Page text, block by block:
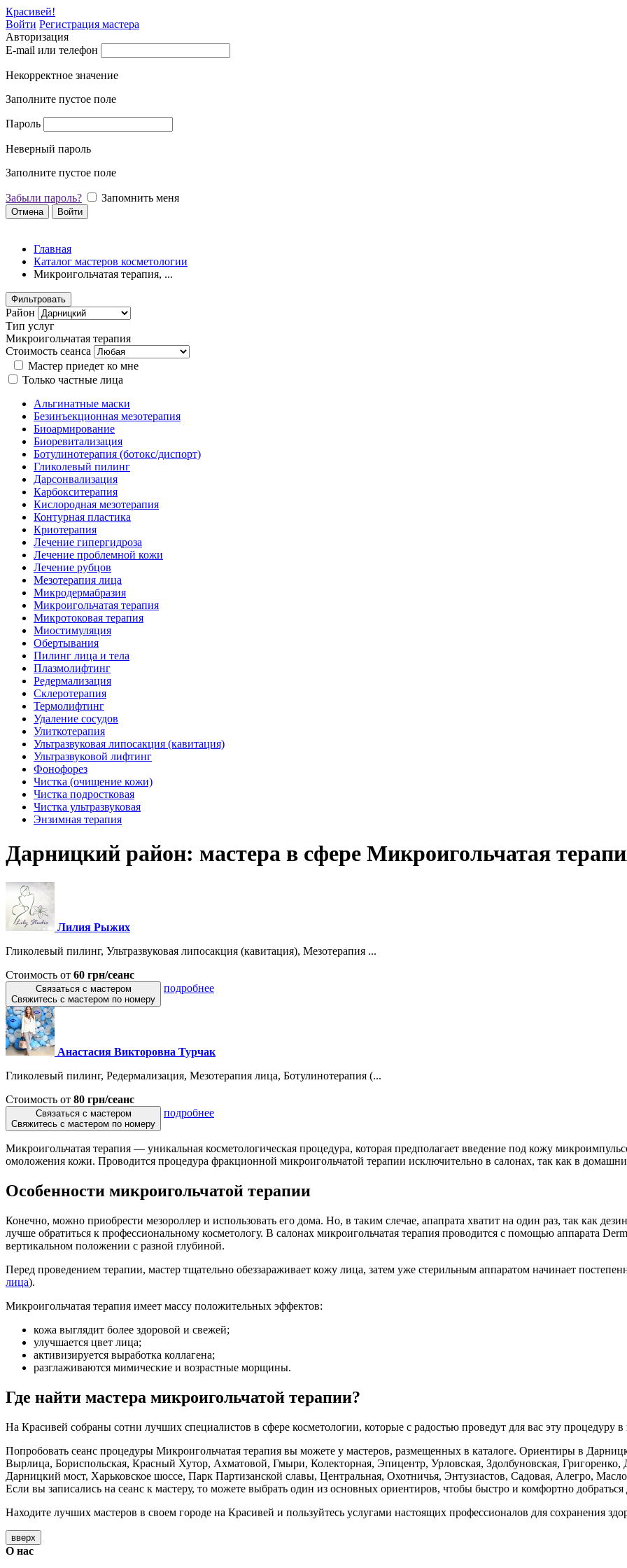
Красивей!
Войти Регистрация мастера
Авторизация
E-mail или телефон
Некорректное значение
Заполните пустое поле
Пароль
Неверный пароль
Заполните пустое поле
Забыли пароль? Запомнить меня
Отмена Войти
Главная
Каталог мастеров косметологии
Микроигольчатая терапия, ...
Фильтровать
Район
Тип услуг
Микроигольчатая терапия
Стоимость сеанса
Мастер приедет ко мне
Только частные лица
Альгинатные маски
Безинъекционная мезотерапия
Биоармирование
Биоревитализация
Ботулинотерапия (ботокс/диспорт)
Гликолевый пилинг
Дарсонвализация
Карбокситерапия
Кислородная мезотерапия
Контурная пластика
Криотерапия
Лечение гипергидроза
Лечение проблемной кожи
Лечение рубцов
Мезотерапия лица
Микродермабразия
Микроигольчатая терапия
Микротоковая терапия
Миостимуляция
Обертывания
Пилинг лица и тела
Плазмолифтинг
Редермализация
Склеротерапия
Термолифтинг
Удаление сосудов
Улиткотерапия
Ультразвуковая липосакция (кавитация)
Ультразвуковой лифтинг
Фонофорез
Чистка (очищение кожи)
Чистка подростковая
Чистка ультразвуковая
Энзимная терапия
Дарницкий район: мастера в сфере Микроигольчатая
Лилия Рыжих
Гликолевый пилинг, Ультразвуковая липосакция (кавитация), Мезотерапия ...
Стоимость от 60 грн/сеанс
Связаться с мастером
Свяжитесь с мастером по номеру
подробнее
Анастасия Викторовна Турчак
Гликолевый пилинг, Редермализация, Мезотерапия лица, Ботулинотерапия (...
Стоимость от 80 грн/сеанс
Связаться с мастером
Свяжитесь с мастером по номеру
подробнее
Микроигольчатая терапия — уникальная косметологическая процедура, которая предполагает введение под кожу
омоложения кожи. Проводится процедура фракционной микроигольчатой терапии исключительно в салонах, так как в
Особенности микроигольчатой терапии
Конечно, можно приобрести мезороллер и использовать его дома. Но, в таким слечае, апапрата хватит на один раз, так как
лучше обратиться к профессиональному косметологу. В салонах микроигольчатая терапия проводится с помощью аппарата
вертикальном положении с разной глубиной.
Перед проведением терапии, мастер тщательно обеззараживает кожу лица, затем уже стерильным аппаратом начинает
лица).
Микроигольчатая терапия имеет массу положительных эффектов:
кожа выглядит более здоровой и свежей;
улучшается цвет лица;
активизируется выработка коллагена;
разглаживаются мимические и возрастные морщины.
Где найти мастера микроигольчатой терапии?
На Красивей собраны сотни лучших специалистов в сфере косметологии, которые с радостью проведут для вас эту процедуру
Попробовать сеанс процедуры Микроигольчатая терапия вы можете у мастеров, размещенных в каталоге. Ориентиры в
Вырлица, Бориспольская, Красный Хутор, Ахматовой, Гмыри, Колекторная, Эпицентр, Урловская, Здолбуновская,
Дарницкий мост, Харьковское шоссе, Парк Партизанской славы, Центральная, Охотничья, Энтузиастов, Садовая, Алегро,
Если вы записались на сеанс к мастеру, то можете выбрать один из основных ориентиров, чтобы быстро и комфортно добраться
Находите лучших мастеров в своем городе на Красивей и пользуйтесь услугами настоящих профессионалов для сохранения
вверх
О нас